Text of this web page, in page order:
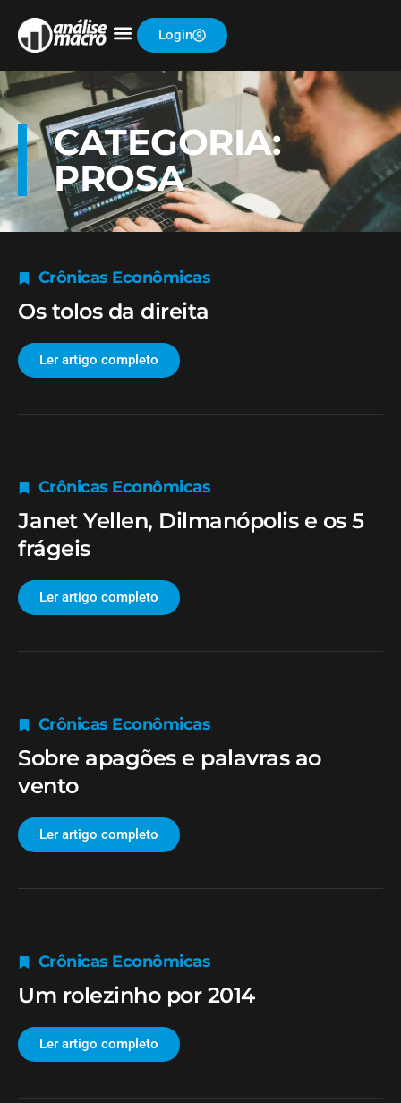
Login
CATEGORIA:
PROSA
Crônicas Econômicas
Os tolos da direita
Ler artigo completo
Crônicas Econômicas
Janet Yellen, Dilmanópolis e os 5
frágeis
Ler artigo completo
Crônicas Econômicas
Sobre apagões e palavras ao
vento
Ler artigo completo
Crônicas Econômicas
Um rolezinho por 2014
Ler artigo completo